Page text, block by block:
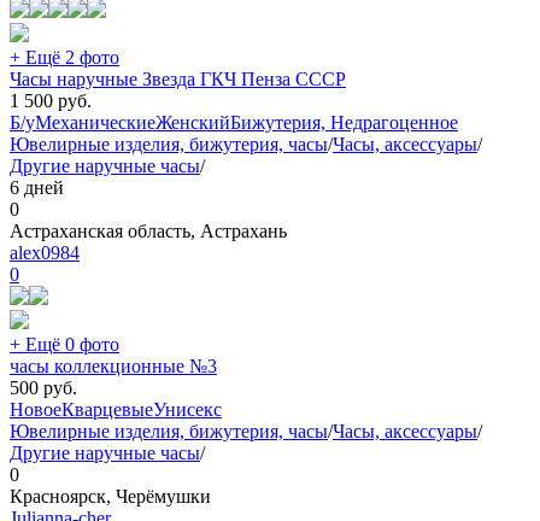
+ Ещё 2 фото
Часы наручные Звезда ГКЧ Пенза СССР
1 500 руб.
Б/уМеханическиеЖенскийБижутерия, Недрагоценное
Ювелирные изделия, бижутерия, часы/Часы, аксессуары/
Другие наручные часы/
6 дней
0
Астраханская область, Астрахань
alex0984
0
+ Ещё 0 фото
часы коллекционные №3
500 руб.
НовоеКварцевыеУнисекс
Ювелирные изделия, бижутерия, часы/Часы, аксессуары/
Другие наручные часы/
0
Красноярск, Черёмушки